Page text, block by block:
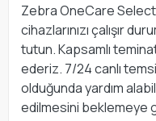
Zebra OneCare
cihazlarınızı çalışır
tutun. Kapsamlı
ederiz. 7/24 canlı
olduğunda yardım
edilmesini beklemeye